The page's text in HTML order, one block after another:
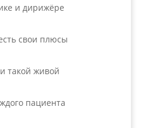
и дирижёре
свои плюсы
такой живой
пациента